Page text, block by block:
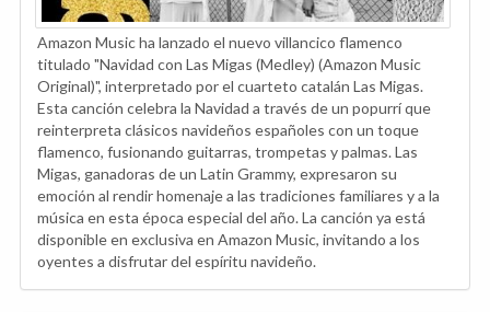
Amazon Music ha lanzado el nuevo villancico flamenco
titulado "Navidad con Las Migas (Medley) (Amazon Music
Original)", interpretado por el cuarteto catalán Las Migas.
Esta canción celebra la Navidad a través de un popurrí que
reinterpreta clásicos navideños españoles con un toque
flamenco, fusionando guitarras, trompetas y palmas. Las
Migas, ganadoras de un Latin Grammy, expresaron su
emoción al rendir homenaje a las tradiciones familiares y a la
música en esta época especial del año. La canción ya está
disponible en exclusiva en Amazon Music, invitando a los
oyentes a disfrutar del espíritu navideño.